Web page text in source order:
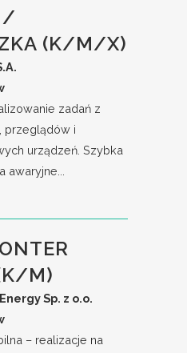
/
(K/M/X)
zadań z
przeglądów i
urządzeń. Szybka
awaryjne...
M)
Sp. z o.o.
– realizacje na